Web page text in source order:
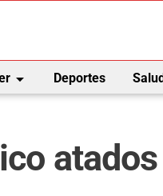
arrow_drop_down Deportes